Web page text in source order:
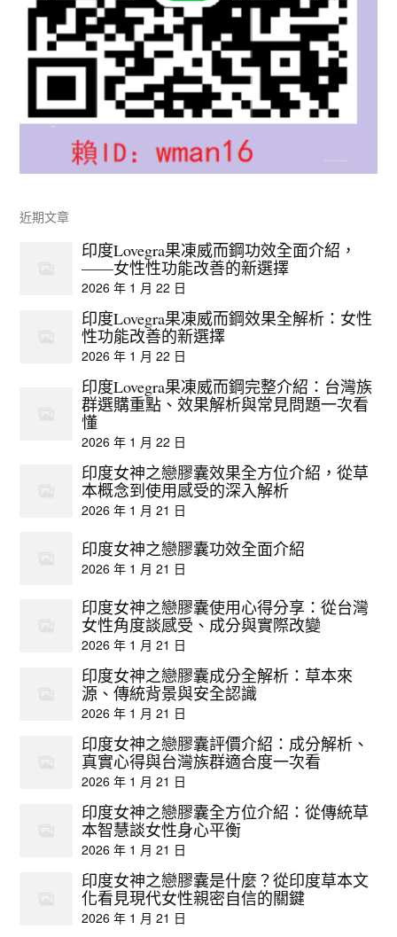
近期文章
印度Lovegra果凍威而鋼功效全面介紹，
——女性性功能改善的新選擇
2026 年 1 月 22 日
印度Lovegra果凍威而鋼效果全解析：女性
性功能改善的新選擇
2026 年 1 月 22 日
印度Lovegra果凍威而鋼完整介紹：台灣族
群選購重點、效果解析與常見問題一次看
懂
2026 年 1 月 22 日
印度女神之戀膠囊效果全方位介紹，從草
本概念到使用感受的深入解析
2026 年 1 月 21 日
印度女神之戀膠囊功效全面介紹
2026 年 1 月 21 日
印度女神之戀膠囊使用心得分享：從台灣
女性角度談感受、成分與實際改變
2026 年 1 月 21 日
印度女神之戀膠囊成分全解析：草本來
源、傳統背景與安全認識
2026 年 1 月 21 日
印度女神之戀膠囊評價介紹：成分解析、
真實心得與台灣族群適合度一次看
2026 年 1 月 21 日
印度女神之戀膠囊全方位介紹：從傳統草
本智慧談女性身心平衡
2026 年 1 月 21 日
印度女神之戀膠囊是什麼？從印度草本文
化看見現代女性親密自信的關鍵
2026 年 1 月 21 日